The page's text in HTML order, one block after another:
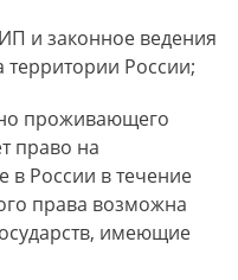
и законное ведения
территории России;
проживающего
право на
в России в течение
права возможна
имеющие